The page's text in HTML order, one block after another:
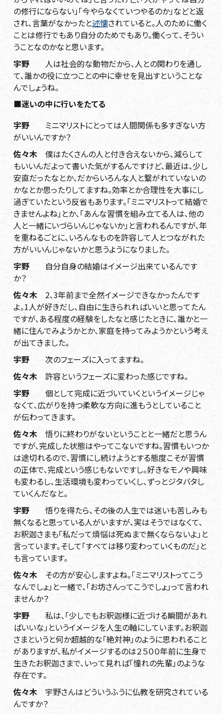
の修行にならない」「今やらなくていつやるのか」などと返
され、言葉がなかったと述懐されていると。人のために働く
ことは修行でもあり自分のためでもあり。働くって、そうい
うことなのかなと思います。
宇野人は社会的な動物だから、人との関わりを通し
て、誰かの役に立つことの中に幸せを見出すということな
んでしょうね。
■迷いの中に行いをたてる
宇野ミニマリストにとっては人間関係も多すぎない方
がいいんですか？
佐々木僕はたくさんの人と付き合えないから、減らして
もいいんだよって書いた気がするんですけど、最近は、少し
安直だったなとか、だからいろんな人と繋がれていないの
かなとか思ったりしてますね。効率とか合理性を大事にし
過ぎていたという反省もあります。「ミニマリストって結婚で
きませんよね」とか、「あんな習慣を組み立てる人は、他の
人と一緒にいづらいんじゃないか」と言われるんですが、年
を重ねるごとに、いろんなものを許容して人とつながれた
方がいいんじゃないかと思うようになりました。
宇野自分自身の結婚はイメージ出来ているんです
か？
佐々木2、3年前まで全然イメージできなかったんです
よ。1人が好きだし、自由に生きられればいいと思ってたん
ですが、ある程度の経験をしたなと感じたときに、誰かと一
緒に住んでみようかとか、家庭を持ってみようかという考え
が出てきました。
宇野次のフェーズに入ってますね。
佐々木許容というフェーズに変わった感じですね。
宇野個として完成に近づいていくというイメージじゃ
なくて、広がりを持つ柔軟な方向に進もうとしていること
が伝わってきます。
佐々木悟りに終わりがないということと一緒だと思うん
ですが、完成した状態はやってこないですね。習慣もいつか
は途切れるので、習慣にし続けようとする態度こそが習慣
の正体で、完成という感じもないですし。好きなモノや興味
も変わるし、生活環境も変わっていくし、ずっとジタバタし
ていくんだなと。
宇野悟りを得たら、その後の人生では迷いも苦しみも
無くなると思っている人がいますが、実はそうではなくて、
お釈迦さまも「私だって煩悩は死ぬまで無くならないよ」と
言っています。そして「すべては移り変わっていくものだ」と
も言っています。
佐々木その方が安心しますよね。「ミニマリストってこう
なんでしょ」と一緒で、「お坊さんってこうでしょ」って言われ
ませんか？
宇野私は、「少しでもお釈迦様に近づける瞬間があれ
ばいいな」というイメージを人生の軸にしています。お釈迦
さまというと何か超越的な「絶対神」のように思われること
がありますが、私がイメージするのは２５００年前に生身で
生きたお釈迦さまで、いって見れば「憧れの先輩」のような
存在です。
佐々木宇野さんはどういうふうに仏教を研究されている
んですか？